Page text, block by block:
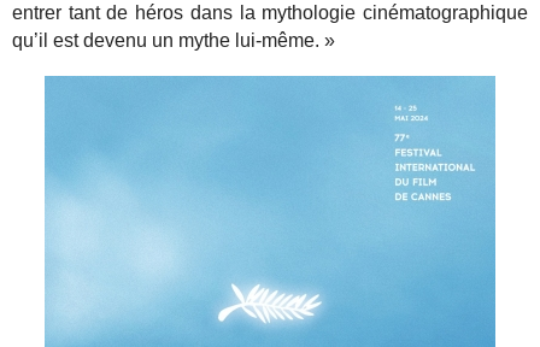
entrer tant de héros dans la mythologie cinématographique
qu’il est devenu un mythe lui-même. »